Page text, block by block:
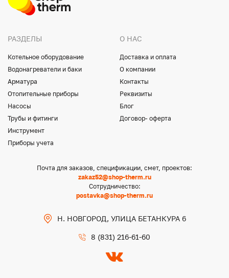
РАЗДЕЛЫ
Котельное оборудование
Водонагреватели и баки
Арматура
Отопительные приборы
Насосы
Трубы и фитинги
Инструмент
Приборы учета
О НАС
Доставка и оплата
О компании
Контакты
Реквизиты
Блог
Договор- оферта
Почта для заказов, спецификации, смет, проектов:
zakaz52@shop-therm.ru
Сотрудничество:
postavka@shop-therm.ru
Н. НОВГОРОД, УЛИЦА БЕТАНКУРА 6
8 (831) 216-61-60